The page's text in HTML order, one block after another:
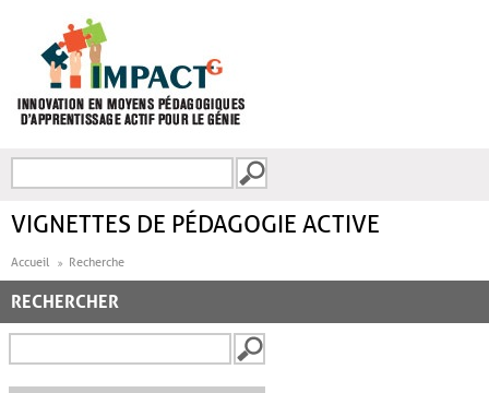
FORMULAIRE DE
VIGNETTES DE PÉDAGOGIE ACTIVE
Accueil Recherche
RECHERCHER